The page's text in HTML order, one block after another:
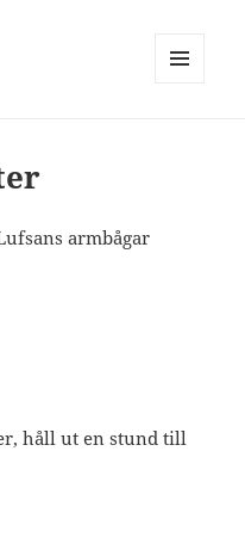
armbågar
håll ut en stund till